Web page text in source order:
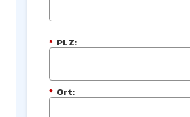
* PLZ:
* Ort: